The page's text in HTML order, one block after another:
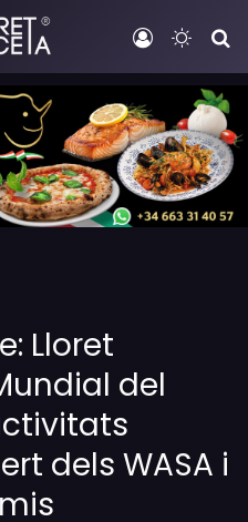
Iniciar
Lloret
del
dels WASA i